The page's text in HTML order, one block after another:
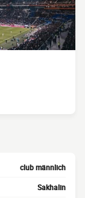
club männlich
Sakhalin